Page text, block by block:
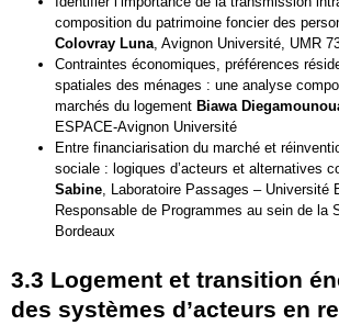
composition du patrimoine foncier des
Colovray Luna , Avignon Université, UMR
Contraintes économiques, préférences
spatiales des ménages : une analyse
marchés du logement Biawa
ESPACE-Avignon Université
Entre financiarisation du marché et
sociale : logiques d’acteurs et alternatives
Sabine , Laboratoire Passages – Université
Responsable de Programmes au sein de la
Bordeaux
3.3 Logement et transition
des systèmes d’acteurs en